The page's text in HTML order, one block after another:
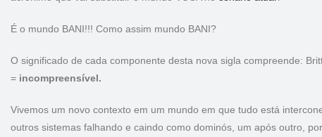
É o mundo BANI!!! Como assim mundo BANI?
O significado de cada componente desta nova sigla compreende:
= incompreensível.
Vivemos um novo contexto em um mundo em que tudo está
outros sistemas falhando e caindo como dominós, um após outro,